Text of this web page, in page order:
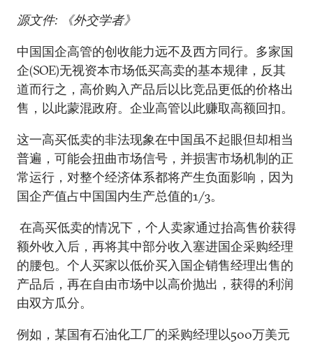
源文件: 《外交学者》
中国国企高管的创收能力远不及西方同行。多家国
企(SOE)无视资本市场低买高卖的基本规律，反其
道而行之，高价购入产品后以比竞品更低的价格出
售，以此蒙混政府。企业高管以此赚取高额回扣。
这一高买低卖的非法现象在中国虽不起眼但却相当
普遍，可能会扭曲市场信号，并损害市场机制的正
常运行，对整个经济体系都将产生负面影响，因为
国企产值占中国国内生产总值的1/3。
在高买低卖的情况下，个人卖家通过抬高售价获得
额外收入后，再将其中部分收入塞进国企采购经理
的腰包。个人买家以低价买入国企销售经理出售的
产品后，再在自由市场中以高价抛出，获得的利润
由双方瓜分。
例如，某国有石油化工厂的采购经理以500万美元